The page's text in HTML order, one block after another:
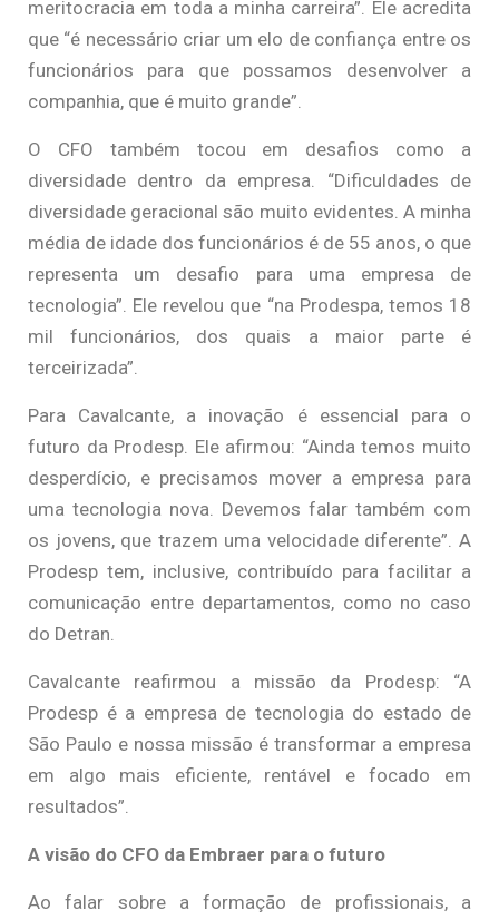
meritocracia em toda a minha carreira”. Ele acredita
que “é necessário criar um elo de confiança entre os
funcionários para que possamos desenvolver a
companhia, que é muito grande”.
O CFO também tocou em desafios como a
diversidade dentro da empresa. “Dificuldades de
diversidade geracional são muito evidentes. A minha
média de idade dos funcionários é de 55 anos, o que
representa um desafio para uma empresa de
tecnologia”. Ele revelou que “na Prodespa, temos 18
mil funcionários, dos quais a maior parte é
terceirizada”.
Para Cavalcante, a inovação é essencial para o
futuro da Prodesp. Ele afirmou: “Ainda temos muito
desperdício, e precisamos mover a empresa para
uma tecnologia nova. Devemos falar também com
os jovens, que trazem uma velocidade diferente”. A
Prodesp tem, inclusive, contribuído para facilitar a
comunicação entre departamentos, como no caso
do Detran.
Cavalcante reafirmou a missão da Prodesp: “A
Prodesp é a empresa de tecnologia do estado de
São Paulo e nossa missão é transformar a empresa
em algo mais eficiente, rentável e focado em
resultados”.
A visão do CFO da Embraer para o futuro
Ao falar sobre a formação de profissionais, a